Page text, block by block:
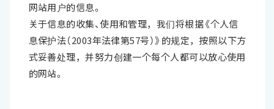
网站用户的信息。
关于信息的收集、使用和管理，我们将根据《个人信
息保护法（2003年法律第57号）》的规定，按照以下方
式妥善处理，并努力创建一个每个人都可以放心使用
的网站。